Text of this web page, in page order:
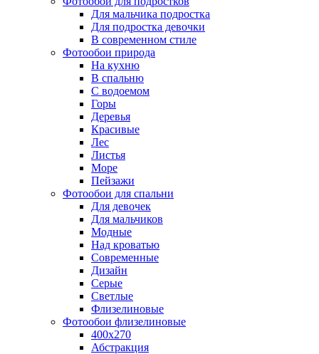
Для мальчика подростка
Для подростка девочки
В современном стиле
Фотообои природа
На кухню
В спальню
С водоемом
Горы
Деревья
Красивые
Лес
Листья
Море
Пейзажи
Фотообои для спальни
Для девочек
Для мальчиков
Модные
Над кроватью
Современные
Дизайн
Серые
Светлые
Флизелиновые
Фотообои флизелиновые
400х270
Абстракция